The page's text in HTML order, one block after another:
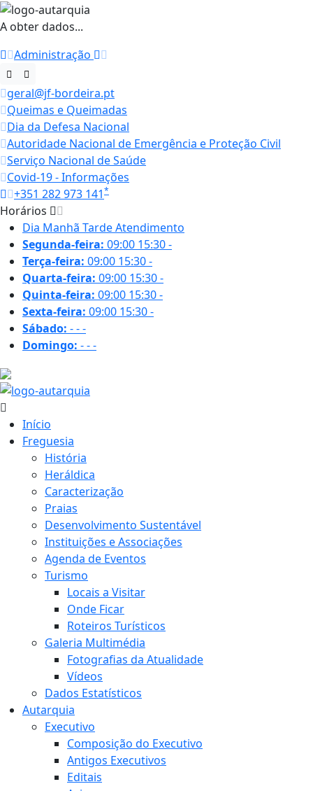
A obter dados...
Administração
geral@jf-bordeira.pt
Queimas e Queimadas
Dia da Defesa Nacional
Autoridade Nacional de Emergência e Proteção Civil
Serviço Nacional de Saúde
Covid-19 - Informações
+351 282 973 141*
Horários
Dia Manhã TardeAtendimento
Segunda-feira: 09:00 15:30-
Terça-feira: 09:00 15:30-
Quarta-feira: 09:00 15:30-
Quinta-feira: 09:00 15:30-
Sexta-feira: 09:00 15:30-
Sábado: ---
Domingo: ---
Início
Freguesia
História
Heráldica
Caracterização
Praias
Desenvolvimento Sustentável
Instituições e Associações
Agenda de Eventos
Turismo
Locais a Visitar
Onde Ficar
Roteiros Turísticos
Galeria Multimédia
Fotografias da Atualidade
Vídeos
Dados Estatísticos
Autarquia
Executivo
Composição do Executivo
Antigos Executivos
Editais